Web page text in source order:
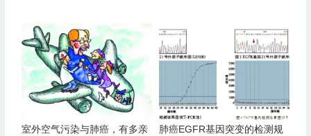
室外空气污染与肺癌，有多亲
肺癌EGFR基因突变的检测规